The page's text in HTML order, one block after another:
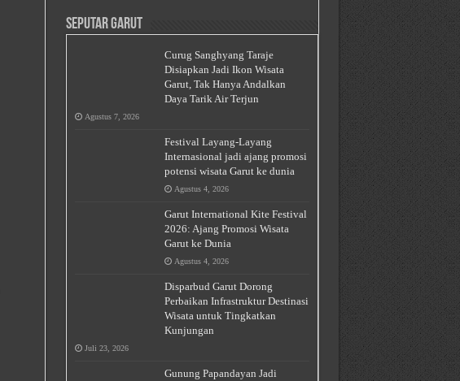
Seputar Garut
Curug Sanghyang Taraje
Disiapkan Jadi Ikon Wisata
Garut, Tak Hanya Andalkan
Daya Tarik Air Terjun
Agustus 7, 2026
Festival Layang-Layang
Internasional jadi ajang promosi
potensi wisata Garut ke dunia
Agustus 4, 2026
Garut International Kite Festival
2026: Ajang Promosi Wisata
Garut ke Dunia
Agustus 4, 2026
Disparbud Garut Dorong
Perbaikan Infrastruktur Destinasi
Wisata untuk Tingkatkan
Kunjungan
Juli 23, 2026
Gunung Papandayan Jadi